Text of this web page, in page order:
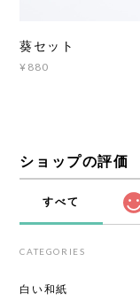
葵セット
¥880
ショップの評価
すべて
CATEGORIES
白い和紙